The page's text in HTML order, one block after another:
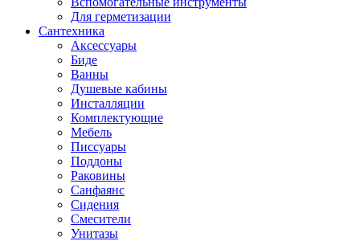
Для герметизации
Сантехника
Аксессуары
Биде
Ванны
Душевые кабины
Инсталляции
Комплектующие
Мебель
Писсуары
Поддоны
Раковины
Санфаянс
Сидения
Смесители
Унитазы